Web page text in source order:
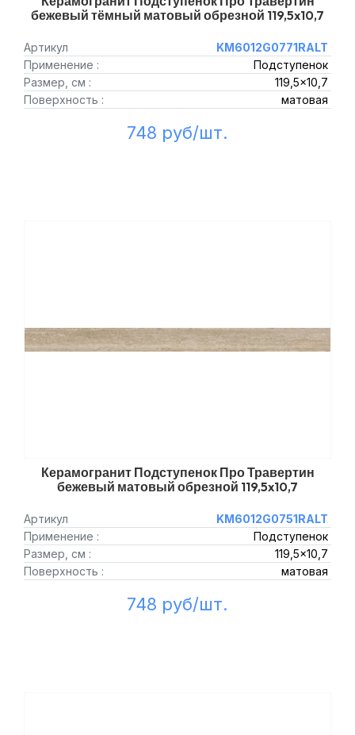
бежевый тёмный матовый обрезной 119,5x10,7
Артикул
KM6012G0771RALT
Применение :
Подступенок
Размер, см :
119,5x10,7
Поверхность :
матовая
748 руб/шт.
Керамогранит Подступенок Про Травертин
бежевый матовый обрезной 119,5x10,7
Артикул
KM6012G0751RALT
Применение :
Подступенок
Размер, см :
119,5x10,7
Поверхность :
матовая
748 руб/шт.